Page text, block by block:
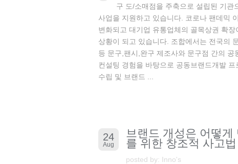
구 도/소매점을 주축으로 설립된 기관
사업을 지원하고 있습니다. 코로나 팬데믹
변화되고 대기업 유통업체의 골목상권 확
상황이 되고 있습니다. 조합에서는 전국의
등 문구,팬시,완구 제조사와 문구점 간의
컨설팅 경험을 바탕으로 공동브랜드개발
수립 및 브랜드 ...
24
Aug
브랜드 개성은 어떻
를 위한 창조적 사고법
posted by: Inno's